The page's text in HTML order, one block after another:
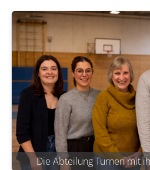
Die Abteilung Turnen mit